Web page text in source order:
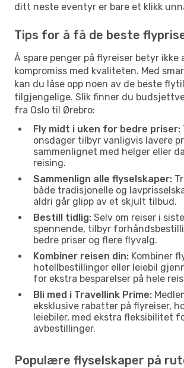
ditt neste eventyr er bare et klikk
Tips for å få de beste
Å spare penger på flyreiser betyr ikke
kompromiss med kvaliteten. Med
kan du låse opp noen av de beste
tilgjengelige. Slik finner du
fra Oslo til Ørebro:
Fly midt i uken for bedre priser:
onsdager tilbyr vanligvis lavere
sammenlignet med helger eller
reising.
Sammenlign alle flyselskaper:
både tradisjonelle og
aldri går glipp av et skjult tilbud.
Bestill tidlig: Selv om reiser i
spennende, tilbyr
bedre priser og flere flyvalg.
Kombiner reisen din: Kombiner
hotellbestillinger eller leiebil
for ekstra besparelser på hele
Bli med i Travellink Prime:
eksklusive rabatter på flyreiser,
leiebiler, med ekstra fleksibilitet
avbestillinger.
Populære flyselskaper på